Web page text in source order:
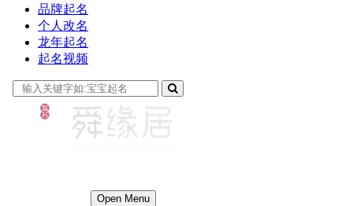
品牌起名
个人改名
龙年起名
起名视频
Open Menu